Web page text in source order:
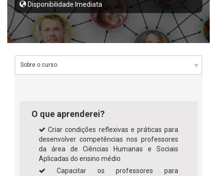
Disponibilidade Imediata
O que aprenderei?
Criar condições reflexivas e práticas para
desenvolver competências nos professores
da área de Ciências Humanas e Sociais
Aplicadas do ensino médio
Capacitar os professores para